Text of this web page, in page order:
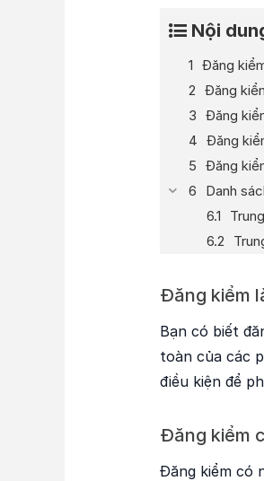
Nội
Đăng
Đăng
Đăng
Đăng
Đăng
Danh
Đăng kiểm
Bạn có biết
toàn của các
điều kiện để
Đăng kiểm
Đăng kiểm có